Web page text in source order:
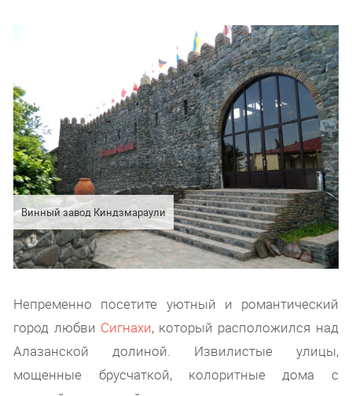
Винный завод Киндзмараули
Непременно посетите уютный и романтический
город любви Сигнахи, который расположился над
Алазанской долиной. Извилистые улицы,
мощенные брусчаткой, колоритные дома с